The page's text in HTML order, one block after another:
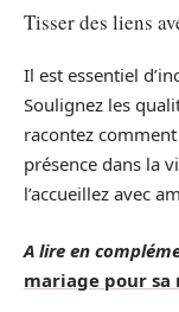
Tisser des liens
Il est essentiel
Soulignez les
racontez
présence dans la
l’accueillez avec
A lire en
mariage pour sa